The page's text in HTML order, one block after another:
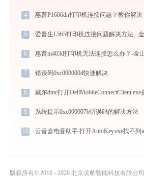
4 惠普P1606dn打印机连接问题？教你解
5 爱普生L565打印机连接问题解决方法 -
6 惠普m403d打印机无法连接怎么办？-金
7 错误码0xc000000d快速解决
8
9 系统提示0xc000007b错误码的解决方法
10
版权所有© 2010 - 2026 北京灵豹智能科技有限公司